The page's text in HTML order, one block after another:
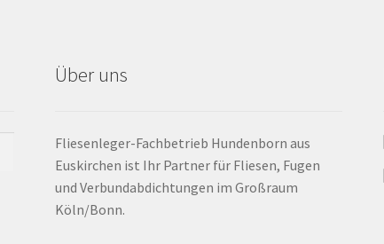
Über uns
Fliesenleger-Fachbetrieb Hundenborn aus
Euskirchen ist Ihr Partner für Fliesen, Fugen
und Verbundabdichtungen im Großraum
Köln/Bonn.